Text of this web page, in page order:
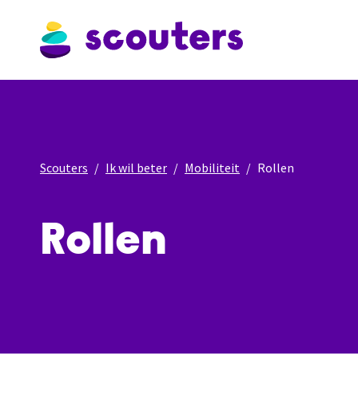
Scouters Ik wil beter Mobiliteit Rollen
Rollen